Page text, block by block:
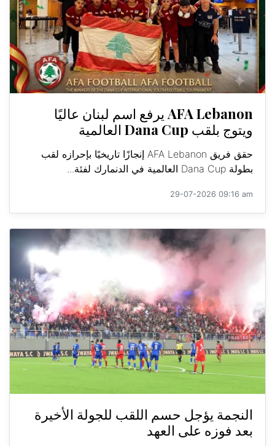
AFA Lebanon يرفع اسم لبنان عاليًا
ويتوج بلقب Dana Cup العالمية
حقق فريق AFA Lebanon إنجازًا تاريخيًا بإحرازه لقب
بطولة Dana Cup العالمية في الدنمارك لفئة...
29-07-2026 09:16 am
النجمة يؤجل حسم اللقب للجولة الأخيرة
بعد فوزه على العهد